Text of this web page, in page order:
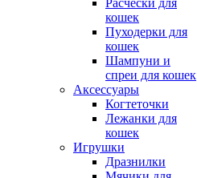
Расчески для
кошек
Пуходерки для
кошек
Шампуни и
спреи для кошек
Аксессуары
Когтеточки
Лежанки для
кошек
Игрушки
Дразнилки